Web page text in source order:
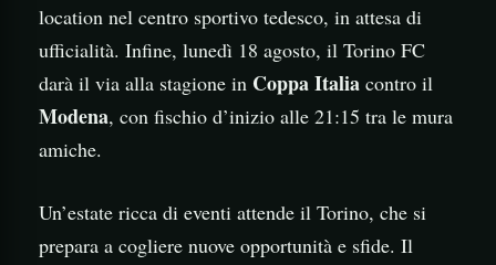
location nel centro sportivo tedesco, in attesa di
ufficialità. Infine, lunedì 18 agosto, il Torino FC
darà il via alla stagione in Coppa Italia contro il
Modena, con fischio d’inizio alle 21:15 tra le mura
amiche.
Un’estate ricca di eventi attende il Torino, che si
prepara a cogliere nuove opportunità e sfide. Il